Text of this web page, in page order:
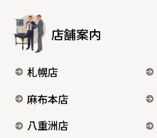
店舗案内
札幌店
麻布本店
八重洲店